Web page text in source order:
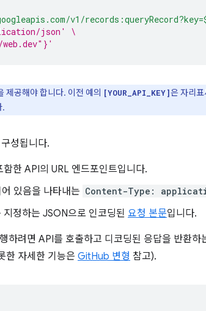
v1/
json' \
제공해야 합니다. 이전 예의 [YOUR_API_KEY]은 자리표
.
성됩니다.
한 API의 URL 엔드포인트입니다.
있음을 나타내는 Content-Type:
지정하는 JSON으로 인코딩된 요청 본문입니다.
하려면 API를 호출하고 디코딩된 응답을 반환하
한 자세한 기능은 GitHub 변형 참고).